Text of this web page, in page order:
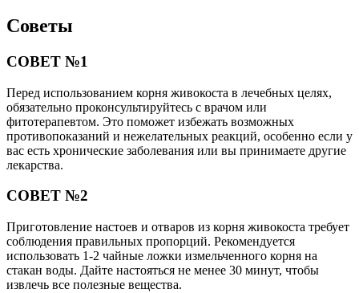
Советы
СОВЕТ №1
Перед использованием корня живокоста в лечебных целях,
обязательно проконсультируйтесь с врачом или
фитотерапевтом. Это поможет избежать возможных
противопоказаний и нежелательных реакций, особенно если у
вас есть хронические заболевания или вы принимаете другие
лекарства.
СОВЕТ №2
Приготовление настоев и отваров из корня живокоста требует
соблюдения правильных пропорций. Рекомендуется
использовать 1-2 чайные ложки измельченного корня на
стакан воды. Дайте настояться не менее 30 минут, чтобы
извлечь все полезные вещества.